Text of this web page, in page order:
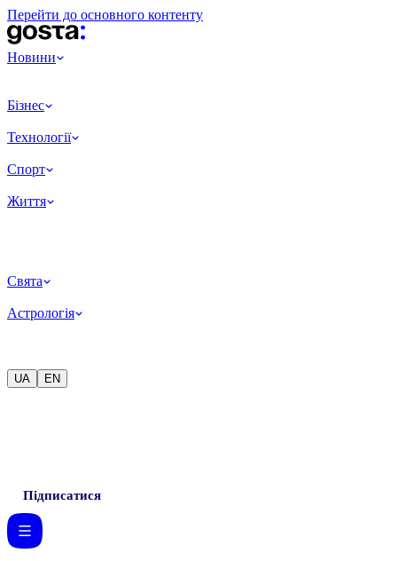
Перейти до основного контенту
Новини
Бізнес
Технології
Спорт
Життя
Свята
Астрологія
UA EN
Підписатися